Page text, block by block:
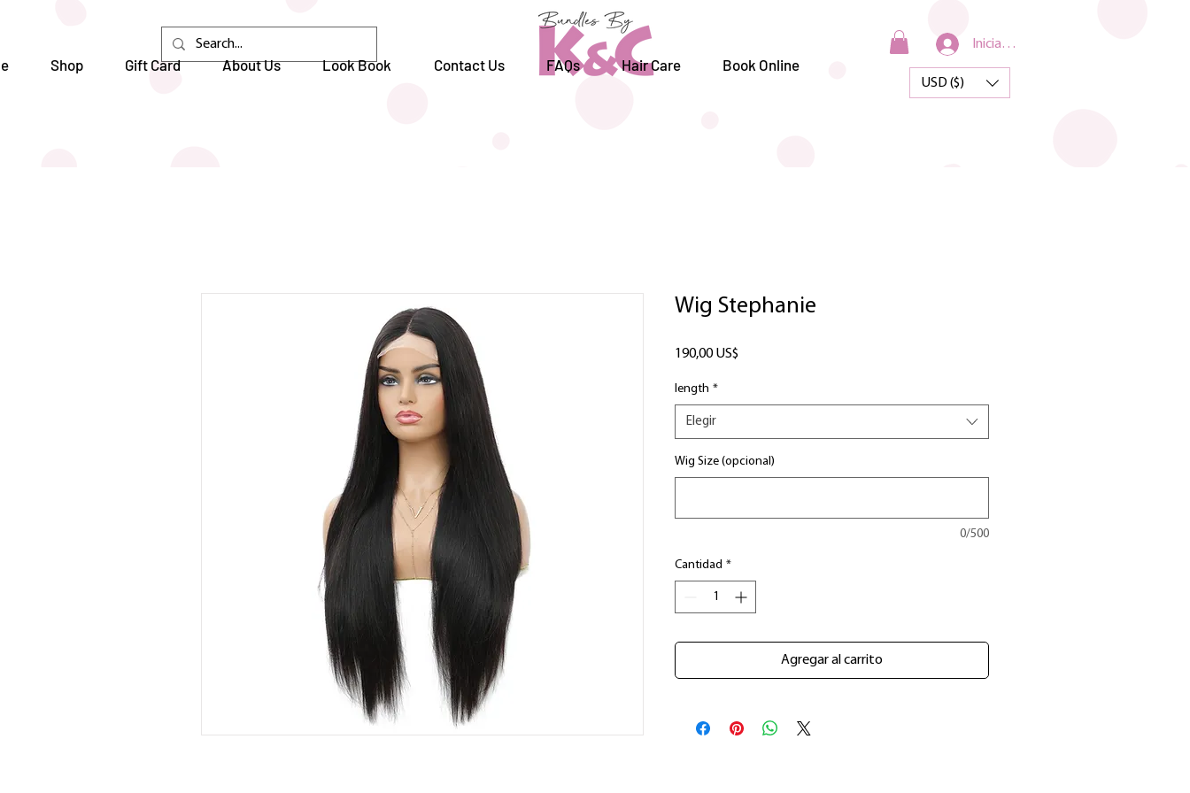
Shop Gift Card About Us Look Book Contact Us FAQs Hair Care Book Online
Iniciar sesión
USD ($)
Wig Stephanie
190,00 US$
length *
Elegir
Wig Size (opcional)
0/500
Cantidad *
Agregar al carrito